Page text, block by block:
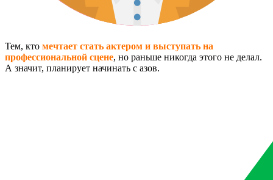
Тем, кто мечтает стать актером и выступать на
профессиональной сцене, но раньше никогда этого не делал.
А значит, планирует начинать с азов.